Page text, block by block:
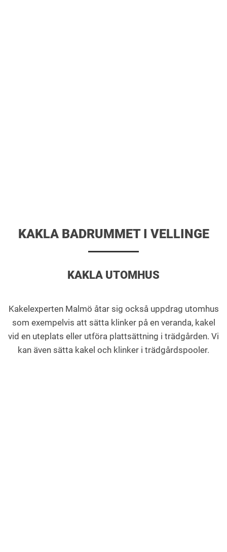
KAKLA BADRUMMET I VELLINGE
KAKLA UTOMHUS
Kakelexperten Malmö åtar sig också uppdrag utomhus
som exempelvis att sätta klinker på en veranda, kakel
vid en uteplats eller utföra plattsättning i trädgården. Vi
kan även sätta kakel och klinker i trädgårdspooler.